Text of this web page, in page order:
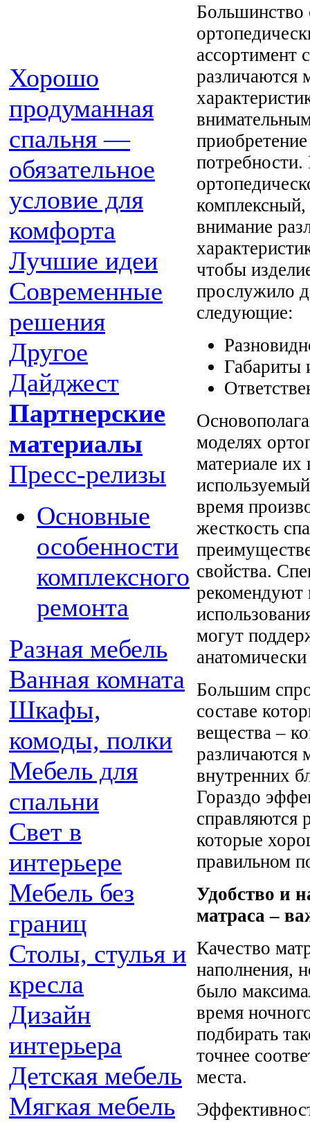
Хорошо
продуманная
спальня —
обязательное
условие для
комфорта
Лучшие идеи
Современные
решения
Другое
Дайджест
Партнерские
материалы
Пресс-релизы
Основные
особенности
комплексного
ремонта
Разная мебель
Ванная комната
Шкафы,
комоды, полки
Мебель для
спальни
Свет в
интерьере
Мебель без
границ
Столы, стулья и
кресла
Дизайн
интерьера
Детская мебель
Мягкая мебель
Большинство
ассортимент
различаются
внимание
чтобы
прослужило
следующие:
Габариты
моделях
материале
время
жесткость
свойства.
рекомендуют
могут
Большим
составе
вещества –
различаются
внутренних
Гораздо
справляются
которые
правильном
Удобство и
матраса –
Качество
наполнения,
было
время
подбирать
точнее
места.